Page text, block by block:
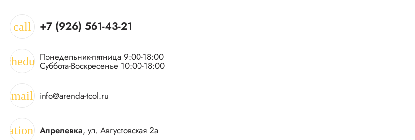
call +7 (926) 561-43-21
scheduleПонедельник-пятница 9:00-18:00
Суббота-Воскресенье 10:00-18:00
mail info@arenda-tool.ru
Апрелевка, ул. Августовская 2а